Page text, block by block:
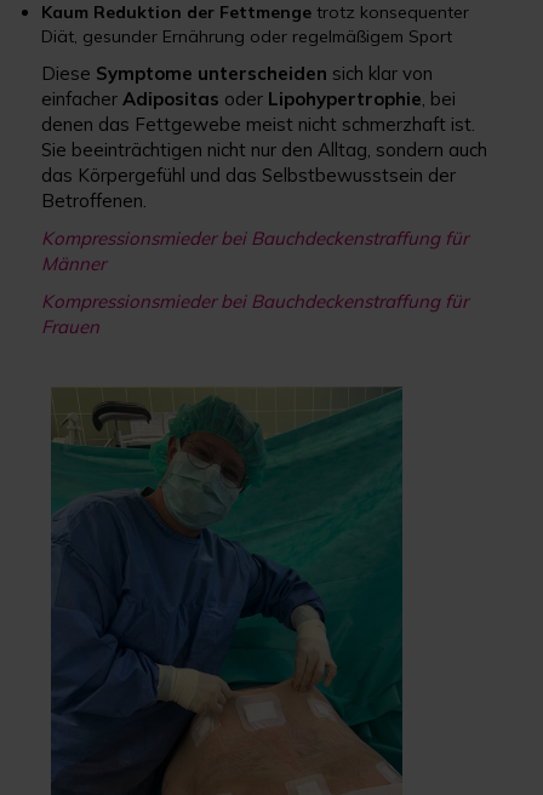
Kaum Reduktion der Fettmenge trotz konsequenter
Diät, gesunder Ernährung oder regelmäßigem Sport
Diese Symptome unterscheiden sich klar von
einfacherAdipositas oder Lipohypertrophie, bei
denen das Fettgewebe meist nicht schmerzhaft ist.
Sie beeinträchtigen nicht nur den Alltag, sondern auch
das Körpergefühl und das Selbstbewusstsein der
Betroffenen.
Kompressionsmieder bei Bauchdeckenstraffung für
Männer
Kompressionsmieder bei Bauchdeckenstraffung für
Frauen